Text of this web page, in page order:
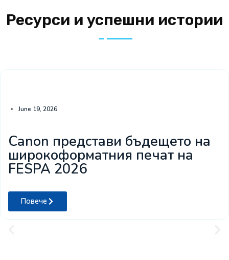
Ресурси и успешни истории
June 19, 2026
Canon представи бъдещето на
широкоформатния печат на
FESPA 2026
Повече